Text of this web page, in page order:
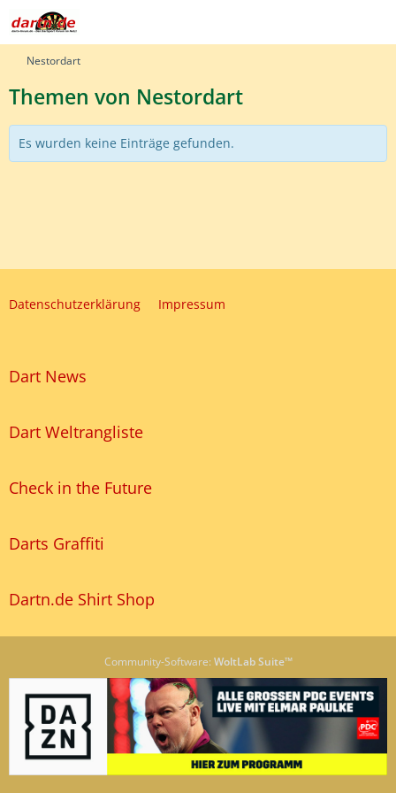
Nestordart
Themen von Nestordart
Es wurden keine Einträge gefunden.
Datenschutzerklärung Impressum
Dart News
Dart Weltrangliste
Check in the Future
Darts Graffiti
Dartn.de Shirt Shop
Community-Software: WoltLab Suite™